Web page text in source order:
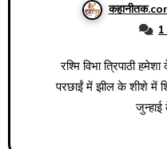
रश्मि विभा त्रिपाठी हमेशा देखती हूँ मैं हवा के हाथों में धूप की
परछाईं में झील के शीशे में